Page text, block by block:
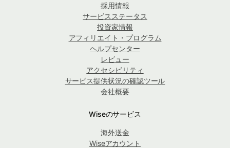
採用情報
サービスステータス
投資家情報
アフィリエイト・プログラム
ヘルプセンター
レビュー
アクセシビリティ
サービス提供状況の確認ツール
会社概要
Wiseのサービス
海外送金
Wiseアカウント